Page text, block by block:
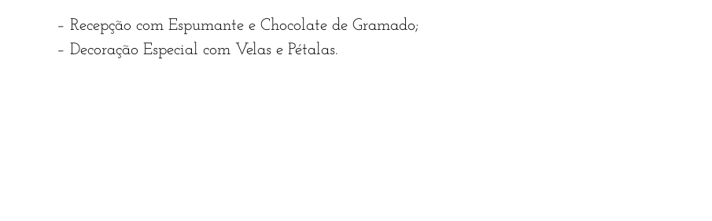
– Recepção com Espumante e Chocolate de Gramado;
– Decoração Especial com Velas e Pétalas.